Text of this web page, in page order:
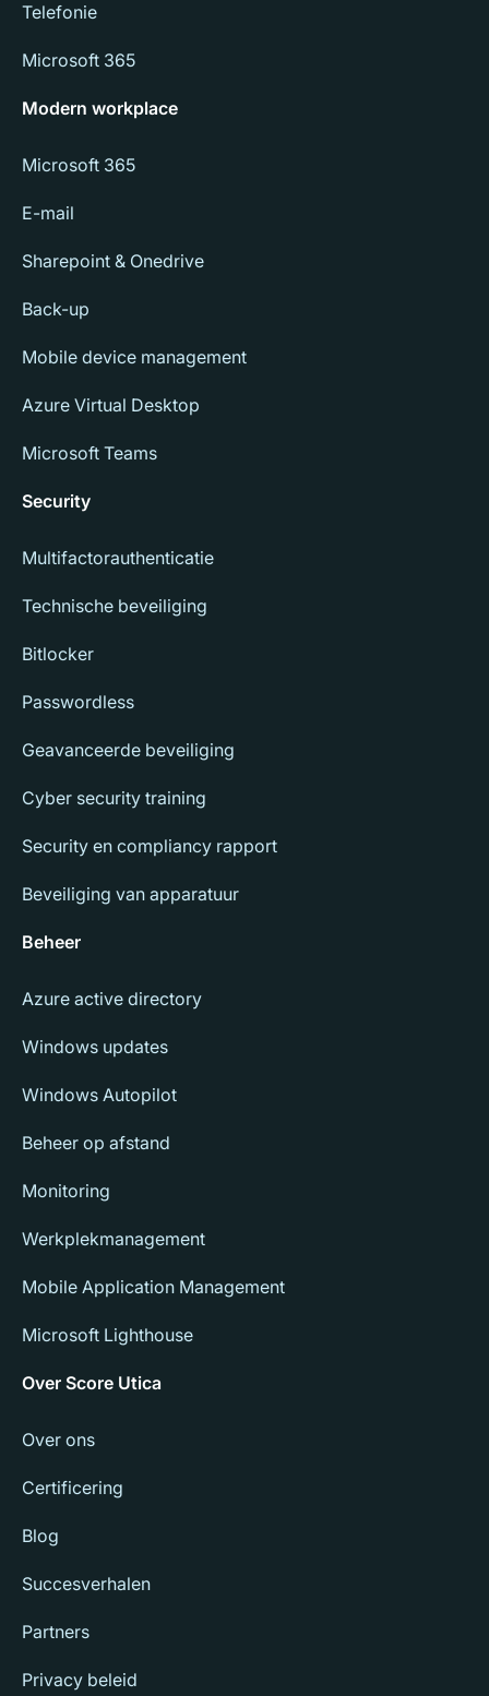
Telefonie
Microsoft 365
Modern workplace
Microsoft 365
E-mail
Sharepoint & Onedrive
Back-up
Mobile device management
Azure Virtual Desktop
Microsoft Teams
Security
Multifactorauthenticatie
Technische beveiliging
Bitlocker
Passwordless
Geavanceerde beveiliging
Cyber security training
Security en compliancy rapport
Beveiliging van apparatuur
Beheer
Azure active directory
Windows updates
Windows Autopilot
Beheer op afstand
Monitoring
Werkplekmanagement
Mobile Application Management
Microsoft Lighthouse
Over Score Utica
Over ons
Certificering
Blog
Succesverhalen
Partners
Privacy beleid